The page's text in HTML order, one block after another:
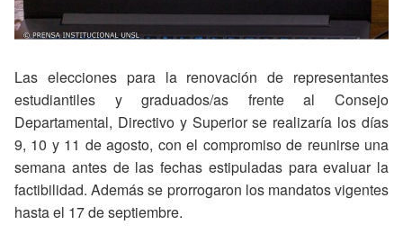
Las elecciones para la renovación de representantes
estudiantiles y graduados/as frente al Consejo
Departamental, Directivo y Superior se realizaría los días
9, 10 y 11 de agosto, con el compromiso de reunirse una
semana antes de las fechas estipuladas para evaluar la
factibilidad. Además se prorrogaron los mandatos vigentes
hasta el 17 de septiembre.